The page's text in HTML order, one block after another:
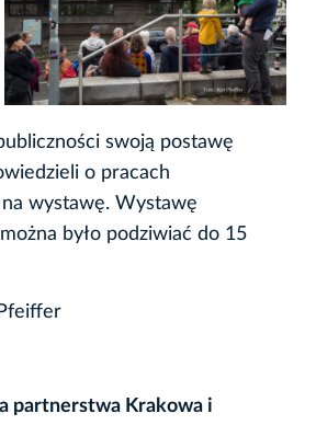
swoją postawę
o pracach
wystawę. Wystawę
było podziwiać do 15
partnerstwa Krakowa i